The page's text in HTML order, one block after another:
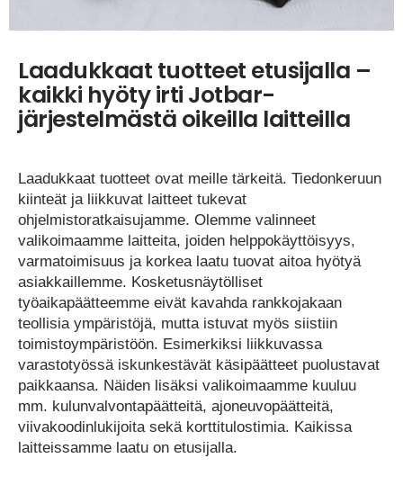
Laadukkaat tuotteet etusijalla –
kaikki hyöty irti Jotbar-
järjestelmästä oikeilla laitteilla
Laadukkaat tuotteet ovat meille tärkeitä. Tiedonkeruun
kiinteät ja liikkuvat laitteet tukevat
ohjelmistoratkaisujamme. Olemme valinneet
valikoimaamme laitteita, joiden helppokäyttöisyys,
varmatoimisuus ja korkea laatu tuovat aitoa hyötyä
asiakkaillemme. Kosketusnäytölliset
työaikapäätteemme eivät kavahda rankkojakaan
teollisia ympäristöjä, mutta istuvat myös siistiin
toimistoympäristöön. Esimerkiksi liikkuvassa
varastotyössä iskunkestävät käsipäätteet puolustavat
paikkaansa. Näiden lisäksi valikoimaamme kuuluu
mm. kulunvalvontapäätteitä, ajoneuvopäätteitä,
viivakoodinlukijoita sekä korttitulostimia. Kaikissa
laitteissamme laatu on etusijalla.